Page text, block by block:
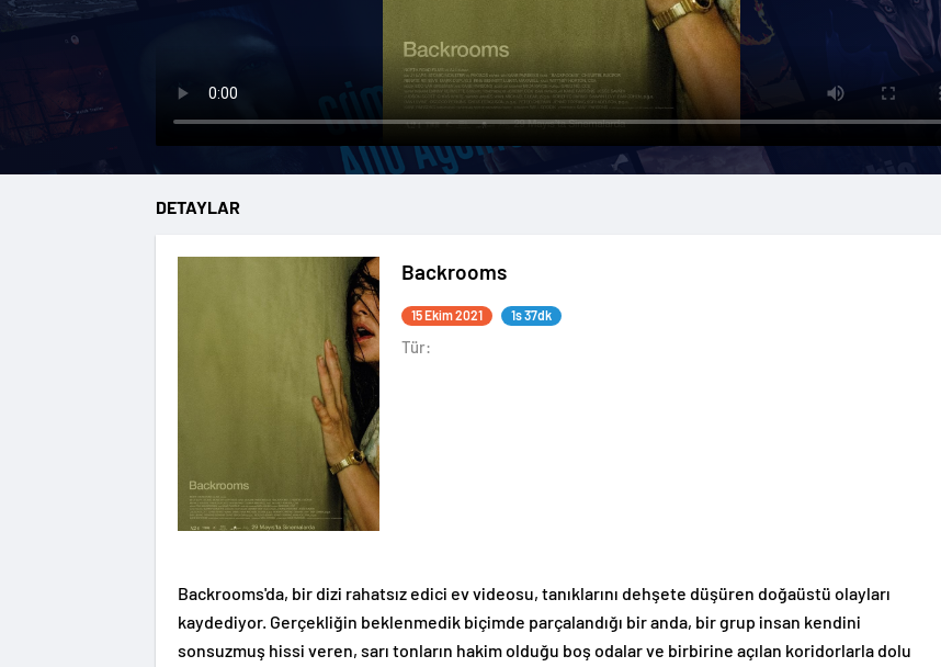
DETAYLAR
Backrooms
15 Ekim 2021 1s 37dk
Tür:
Backrooms'da, bir dizi rahatsız edici ev videosu, tanıklarını dehşete düşüren doğaüstü olayları
kaydediyor. Gerçekliğin beklenmedik biçimde parçalandığı bir anda, bir grup insan kendini
sonsuzmuş hissi veren, sarı tonların hakim olduğu boş odalar ve birbirine açılan koridorlarla dolu